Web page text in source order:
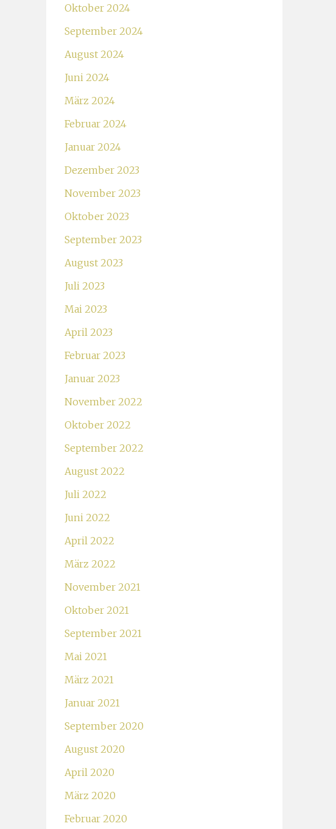
Oktober 2024
September 2024
August 2024
Juni 2024
März 2024
Februar 2024
Januar 2024
Dezember 2023
November 2023
Oktober 2023
September 2023
August 2023
Juli 2023
Mai 2023
April 2023
Februar 2023
Januar 2023
November 2022
Oktober 2022
September 2022
August 2022
Juli 2022
Juni 2022
April 2022
März 2022
November 2021
Oktober 2021
September 2021
Mai 2021
März 2021
Januar 2021
September 2020
August 2020
April 2020
März 2020
Februar 2020